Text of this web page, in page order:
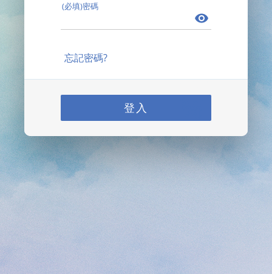
(必填)密碼
忘記密碼?
登入